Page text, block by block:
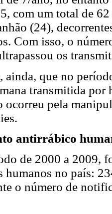
com um total de
(24),
Com isso, o
os
ainda, que no
transmitida por
ocorreu pela
antirrábico
de 2000 a 2009,
humanos no país:
o número de